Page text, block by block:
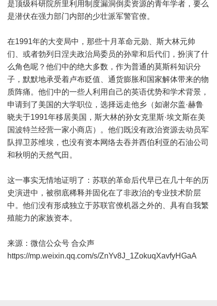
是顶级科研院所里利用制度漏洞倒卖资源的青年学者，要么
是潜伏在强力部门内部的少壮派军警官僚。
在1991年的大变局中，那些十月革命元勋、斯大林元帅
们、或者勃列日涅夫政治局委员的孙辈和后代们，扮演了什
么角色呢？他们中的绝大多数，作为普通的莫斯科知识分
子，默默地承受着卢布贬值、通货膨胀和国家解体带来的物
质阵痛。他们中的一些人利用自己的英语优势和学术背景，
申请到了美国的大学职位，选择远走他乡（如谢尔盖·赫鲁
晓夫于1991年移居美国，斯大林的孙女克里斯·埃文斯在美
国波特兰经营一家小商店）。他们既没有政治资源去动员军
队捍卫苏维埃，也没有资本网络去吞并西伯利亚的石油公司
和秋明的天然气田。
这一事实无情地证明了：苏联的革命后代早已在几十年的历
史演进中，被彻底稀释并固化在了非政治的专业技术阶层
中。他们没有形成独立于苏联官僚机器之外的、具有自我繁
殖能力的家族资本。
来源：微信公众号 合众声
https://mp.weixin.qq.com/s/ZnYv8J_1ZokuqXavfyHGaA